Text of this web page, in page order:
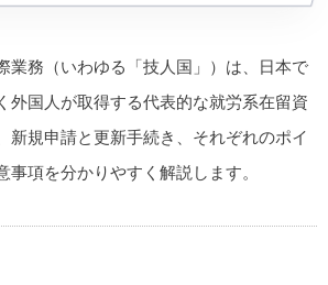
業務（いわゆる「技人国」）は、日本で
外国人が取得する代表的な就労系在留資
新規申請と更新手続き、それぞれのポイ
事項を分かりやすく解説します。